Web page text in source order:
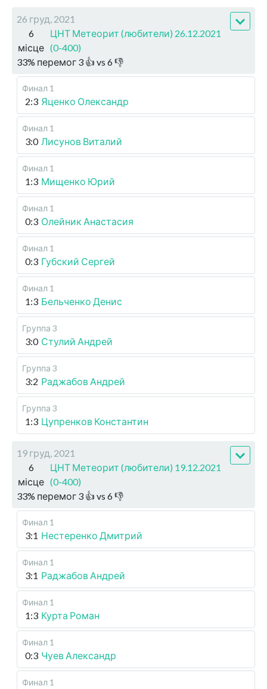
26 груд, 2021
6
місце
ЦНТ Метеорит (любители) 26.12.2021
(0-400)
33% перемог 3 👍 vs 6👎
Финал 1
2:3 Яценко Олександр
Финал 1
3:0 Лисунов Виталий
Финал 1
1:3 Мищенко Юрий
Финал 1
0:3 Олейник Анастасия
Финал 1
0:3 Губский Сергей
Финал 1
1:3 Бельченко Денис
Группа 3
3:0 Стулий Андрей
Группа 3
3:2 Раджабов Андрей
Группа 3
1:3 Цупренков Константин
19 груд, 2021
6
місце
ЦНТ Метеорит (любители) 19.12.2021
(0-400)
33% перемог 3 👍 vs 6👎
Финал 1
3:1 Нестеренко Дмитрий
Финал 1
3:1 Раджабов Андрей
Финал 1
1:3 Курта Роман
Финал 1
0:3 Чуев Александр
Финал 1